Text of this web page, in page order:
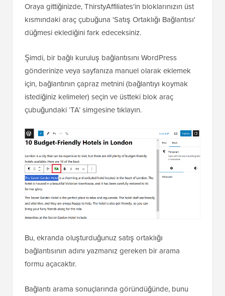
Oraya gittiğinizde, ThirstyAffiliates'in bloklarınızın üst
kısmındaki araç çubuğuna 'Satış Ortaklığı Bağlantısı'
düğmesi eklediğini fark edeceksiniz.
Şimdi, bir bağlı kuruluş bağlantısını WordPress
gönderinize veya sayfanıza manuel olarak eklemek
için, bağlantının çapraz metnini (bağlantıyı koymak
istediğiniz kelimeler) seçin ve üstteki blok araç
çubuğundaki ‘TA’ simgesine tıklayın.
Bu, ekranda oluşturduğunuz satış ortaklığı
bağlantısının adını yazmanız gereken bir arama
formu açacaktır.
Bağlantı arama sonuçlarında göründüğünde, bunu